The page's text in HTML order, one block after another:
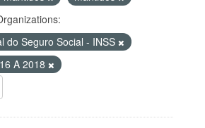
do Seguro Social - INSS
A 2018